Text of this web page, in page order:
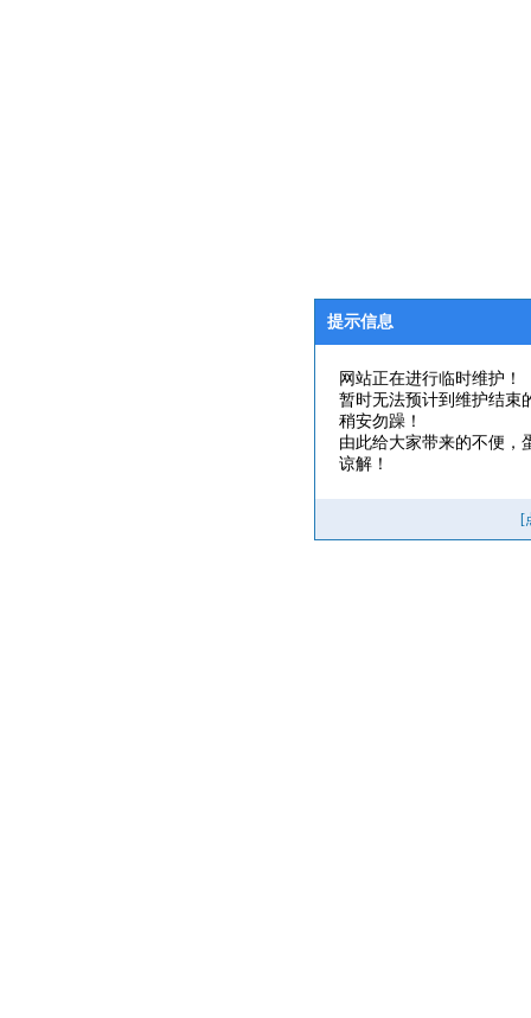
提示信息
网站正在进行临时维护！
暂时无法预计到维护结束
稍安勿躁！
由此给大家带来的不便，
谅解！
[